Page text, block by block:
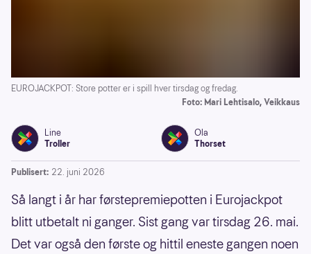
EUROJACKPOT: Store potter er i spill hver tirsdag og fredag.
Foto: Mari Lehtisalo, Veikkaus
Line
Troller
Ola
Thorset
Publisert: 22. juni 2026
Så langt i år har førstepremiepotten i Eurojackpot
blitt utbetalt ni ganger. Sist gang var tirsdag 26. mai.
Det var også den første og hittil eneste gangen noen